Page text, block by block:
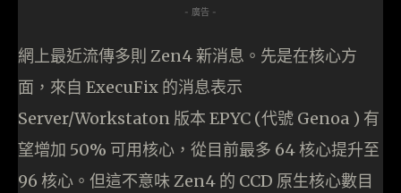
- 廣告 -
網上最近流傳多則 Zen4 新消息。先是在核心方
面，來自 ExecuFix 的消息表示
Server/Workstaton 版本 EPYC (代號 Genoa ) 有
望增加 50% 可用核心，從目前最多 64 核心提升至
96 核心。但這不意味 Zen4 的 CCD 原生核心數目